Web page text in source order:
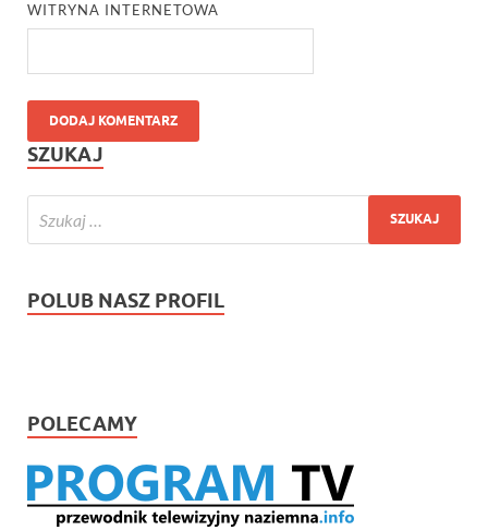
WITRYNA INTERNETOWA
SZUKAJ
POLUB NASZ PROFIL
POLECAMY